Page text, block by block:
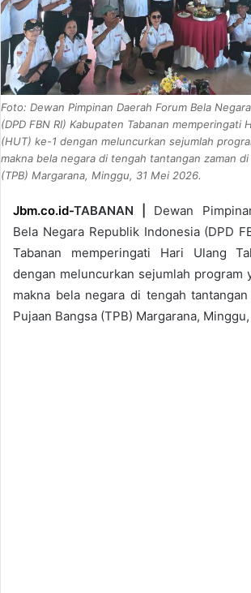
Foto: Dewan Pimpinan Daerah Forum Bela
(DPD FBN RI) Kabupaten Tabanan memperingati
(HUT) ke-1 dengan meluncurkan sejumlah
makna bela negara di tengah tantangan zaman di
(TPB) Margarana, Minggu, 31 Mei 2026.
Jbm.co.id-TABANAN |
Dewan
Bela Negara Republik Indonesia (DPD
Tabanan memperingati Hari Ulang
dengan meluncurkan sejumlah program
makna bela negara di tengah
Pujaan Bangsa (TPB) Margarana,